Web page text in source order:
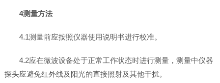
4测量方法
4.1测量前应按照仪器使用说明书进行校准。
4.2应在微波设备处于正常工作状态时进行测量，测量中仪器
探头应避免红外线及阳光的直接照射及其他干扰。